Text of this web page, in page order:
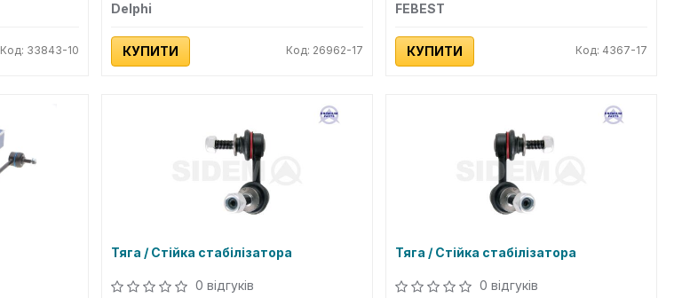
Код: 33843-10
Delphi
КУПИТИ Код: 26962-17
FEBEST
КУПИТИ Код: 4367-17
Тяга / Стійка стабілізатора
0 відгуків
Тяга / Стійка стабілізатора
0 відгуків